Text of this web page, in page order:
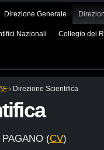
Direzione Generale
Nazionali Collegio dei
› Direzione Scientifica
(CV)